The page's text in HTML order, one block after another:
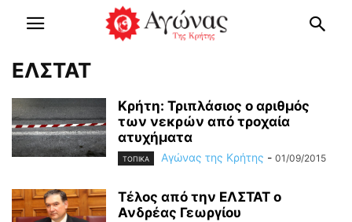
ΕΛΣΤΑΤ
Κρήτη: Τριπλάσιος ο αριθμός
των νεκρών από τροχαία
ατυχήματα
ΤΟΠΙΚΑ Αγώνας της Κρήτης - 01/09/2015
Τέλος από την ΕΛΣΤΑΤ ο
Ανδρέας Γεωργίου